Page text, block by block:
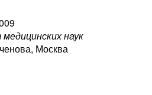
наук
Москва